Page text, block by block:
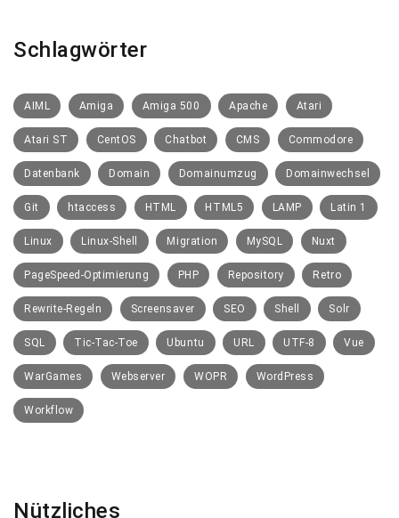
Schlagwörter
AIML Amiga Amiga 500 Apache Atari
Atari ST CentOS Chatbot CMS Commodore
Datenbank Domain Domainumzug Domainwechsel
Git htaccess HTML HTML5 LAMP Latin 1
Linux Linux-Shell Migration MySQL Nuxt
PageSpeed-Optimierung PHP Repository Retro
Rewrite-Regeln Screensaver SEO Shell Solr
SQL Tic-Tac-Toe Ubuntu URL UTF-8 Vue
WarGames Webserver WOPR WordPress
Workflow
Nützliches